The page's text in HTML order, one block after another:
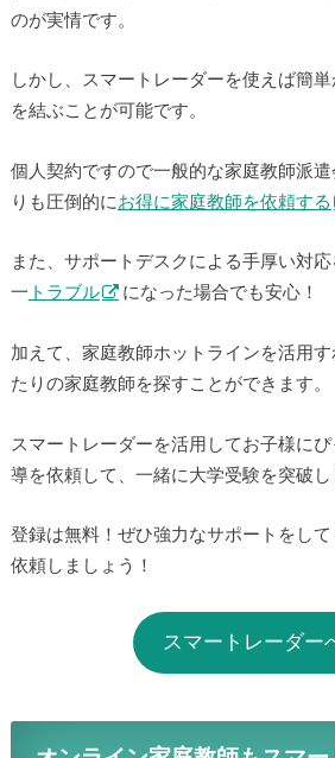
のが実情です。
しかし、スマートレーダーを使えば簡
を結ぶことが可能です。
個人契約ですので一般的な家庭教師派
りも圧倒的に お得に家庭教師を依頼する
また、サポートデスクによる手厚い対
一 トラブル になった場合でも安心！
加えて、家庭教師ホットラインを活用
たりの家庭教師を探すことができます。
スマートレーダーを活用してお子様に
導を依頼して、一緒に大学受験を突破し
登録は無料！ぜひ強力なサポートをし
依頼しましょう！
スマートレーダー